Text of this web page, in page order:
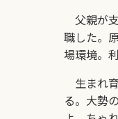
父親が
職した。
場環境。
生まれ
る。大勢